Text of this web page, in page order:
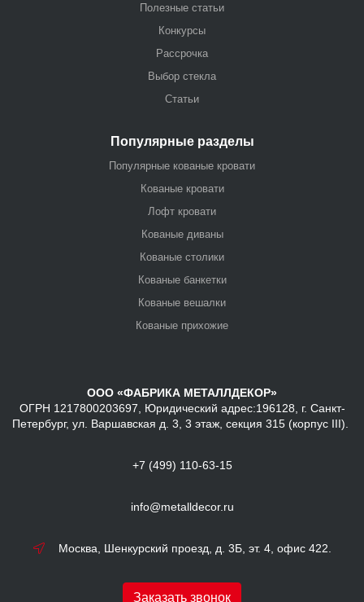
Полезные статьи
Конкурсы
Рассрочка
Выбор стекла
Статьи
Популярные разделы
Популярные кованые кровати
Кованые кровати
Лофт кровати
Кованые диваны
Кованые столики
Кованые банкетки
Кованые вешалки
Кованые прихожие
ООО «ФАБРИКА МЕТАЛЛДЕКОР»
ОГРН 1217800203697, Юридический адрес:196128, г. Санкт-
Петербург, ул. Варшавская д. 3, 3 этаж, секция 315 (корпус III).
+7 (499) 110-63-15
info@metalldecor.ru
Москва, Шенкурский проезд, д. 3Б, эт. 4, офис 422.
Заказать звонок